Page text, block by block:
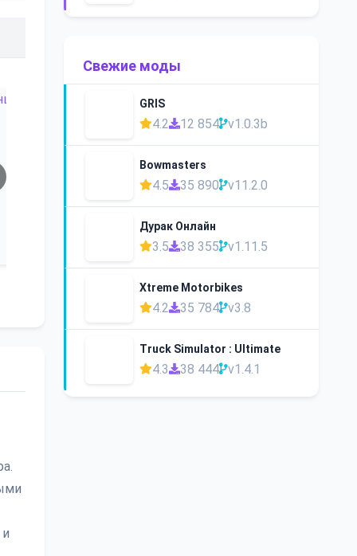
Свежие моды
GRIS
4.2 12 854 v1.0.3b
Bowmasters
4.5 35 890 v11.2.0
Дурак Онлайн
3.5 38 355 v1.11.5
Xtreme Motorbikes
4.2 35 784 v3.8
Truck Simulator : Ultimate
4.3 38 444 v1.4.1